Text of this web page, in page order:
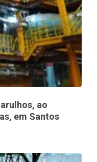
ao
em Santos